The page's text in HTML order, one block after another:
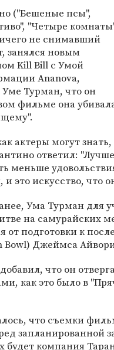
("Бешеные псы",
"Четыре
не снимавший
занялся новым
Kill Bill с Умой
Ananova,
Уме Турман, что он
фильме она
актеры могут
ответил:
меньше
это искусство, что
Ума Турман для
на самурайских
от подготовки к
Bowl) Джеймса
что он
как это было в
что съемки
запланированной
будет компания